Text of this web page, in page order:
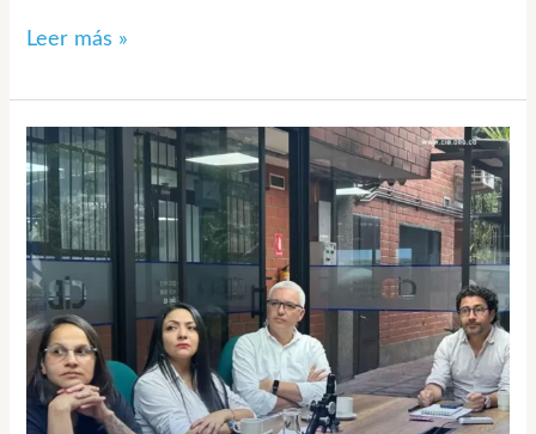
Leer más »
Investigación
con
propósito:
La
CIB
y
Grupo
BIOS